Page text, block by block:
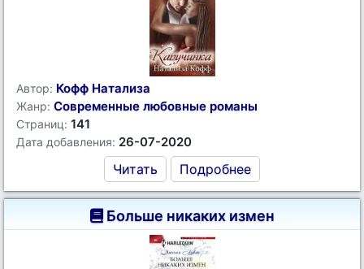
Автор: Кофф Натализа
Жанр: Современные любовные романы
Страниц: 141
Дата добавления: 26-07-2020
Читать Подробнее
Больше никаких измен